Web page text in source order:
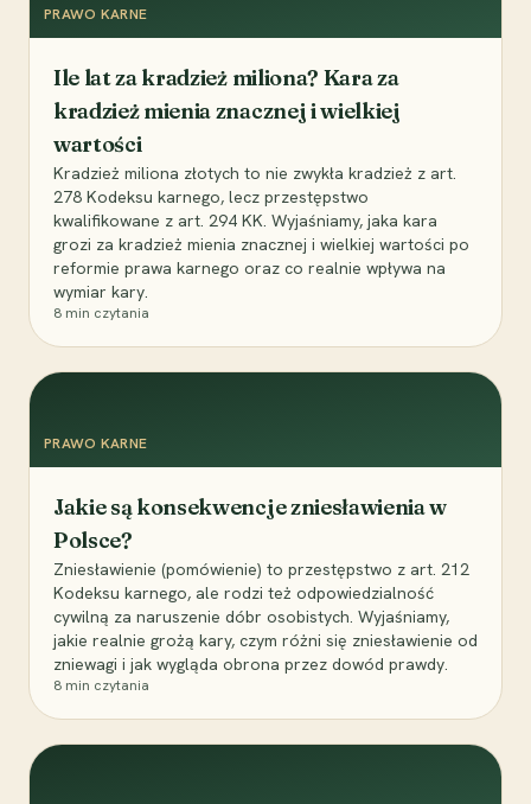
PRAWO KARNE
Ile lat za kradzież miliona? Kara za
kradzież mienia znacznej i wielkiej
wartości
Kradzież miliona złotych to nie zwykła kradzież z art.
278 Kodeksu karnego, lecz przestępstwo
kwalifikowane z art. 294 KK. Wyjaśniamy, jaka kara
grozi za kradzież mienia znacznej i wielkiej wartości po
reformie prawa karnego oraz co realnie wpływa na
wymiar kary.
8 min czytania
PRAWO KARNE
Jakie są konsekwencje zniesławienia w
Polsce?
Zniesławienie (pomówienie) to przestępstwo z art. 212
Kodeksu karnego, ale rodzi też odpowiedzialność
cywilną za naruszenie dóbr osobistych. Wyjaśniamy,
jakie realnie grożą kary, czym różni się zniesławienie od
zniewagi i jak wygląda obrona przez dowód prawdy.
8 min czytania